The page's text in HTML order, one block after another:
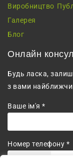
Виробництво
Галерея
Блог
Онлайн
Будь ласка,
з вами
Ваше ім'я *
Номер телефону *